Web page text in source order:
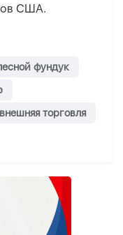
США.
фундук
внешняя торговля